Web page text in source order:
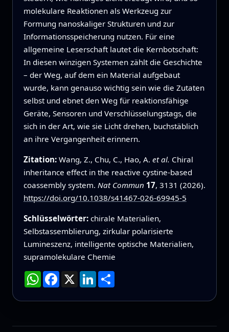
molekulare Reaktionen als Werkzeug zur
Formung nanoskaliger Strukturen und zur
Informationsspeicherung nutzen. Für eine
allgemeine Leserschaft lautet die Kernbotschaft:
In diesen winzigen Systemen zählt die Geschichte
– der Weg, auf dem ein Material aufgebaut
wurde, kann genauso wichtig sein wie die Zutaten
selbst und ebnet den Weg für reaktionsfähige
Geräte, Sensoren und Verschlüsselungstags, die
sich in der Art, wie sie Licht drehen, buchstäblich
an ihre Vergangenheit erinnern.
Zitation: Wang, Z., Chu, C., Hao, A. et al. Chiral
inheritance effect in the reactive cystine-based
coassembly system. Nat Commun 17, 3131 (2026).
https://doi.org/10.1038/s41467-026-69945-5
Schlüsselwörter: chirale Materialien,
Selbstassemblierung, zirkular polarisierte
Lumineszenz, intelligente optische Materialien,
supramolekulare Chemie
WhatsApp
Facebook
X LinkedInTeilen